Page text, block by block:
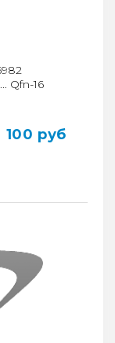
Qfn-16
100 руб